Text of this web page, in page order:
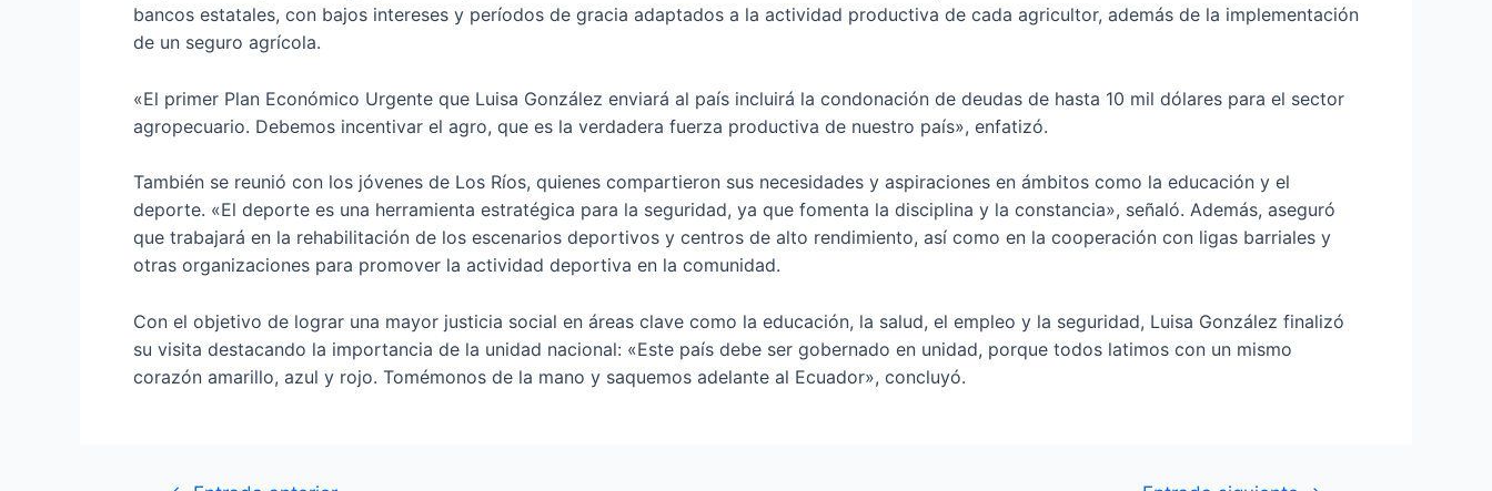
bancos estatales, con bajos intereses y períodos de gracia adaptados a la actividad productiva de cada agricultor, además de la implementación
de un seguro agrícola.
«El primer Plan Económico Urgente que Luisa González enviará al país incluirá la condonación de deudas de hasta 10 mil dólares para el sector
agropecuario. Debemos incentivar el agro, que es la verdadera fuerza productiva de nuestro país», enfatizó.
También se reunió con los jóvenes de Los Ríos, quienes compartieron sus necesidades y aspiraciones en ámbitos como la educación y el
deporte. «El deporte es una herramienta estratégica para la seguridad, ya que fomenta la disciplina y la constancia», señaló. Además, aseguró
que trabajará en la rehabilitación de los escenarios deportivos y centros de alto rendimiento, así como en la cooperación con ligas barriales y
otras organizaciones para promover la actividad deportiva en la comunidad.
Con el objetivo de lograr una mayor justicia social en áreas clave como la educación, la salud, el empleo y la seguridad, Luisa González finalizó
su visita destacando la importancia de la unidad nacional: «Este país debe ser gobernado en unidad, porque todos latimos con un mismo
corazón amarillo, azul y rojo. Tomémonos de la mano y saquemos adelante al Ecuador», concluyó.